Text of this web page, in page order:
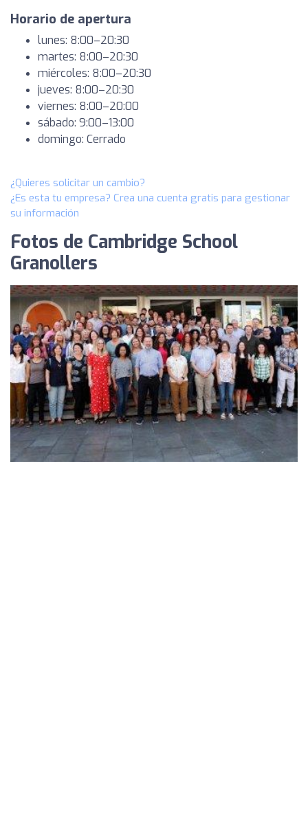
Horario de apertura
lunes: 8:00–20:30
martes: 8:00–20:30
miércoles: 8:00–20:30
jueves: 8:00–20:30
viernes: 8:00–20:00
sábado: 9:00–13:00
domingo: Cerrado
¿Quieres solicitar un cambio?
¿Es esta tu empresa? Crea una cuenta gratis para gestionar
su información
Fotos de Cambridge School
Granollers